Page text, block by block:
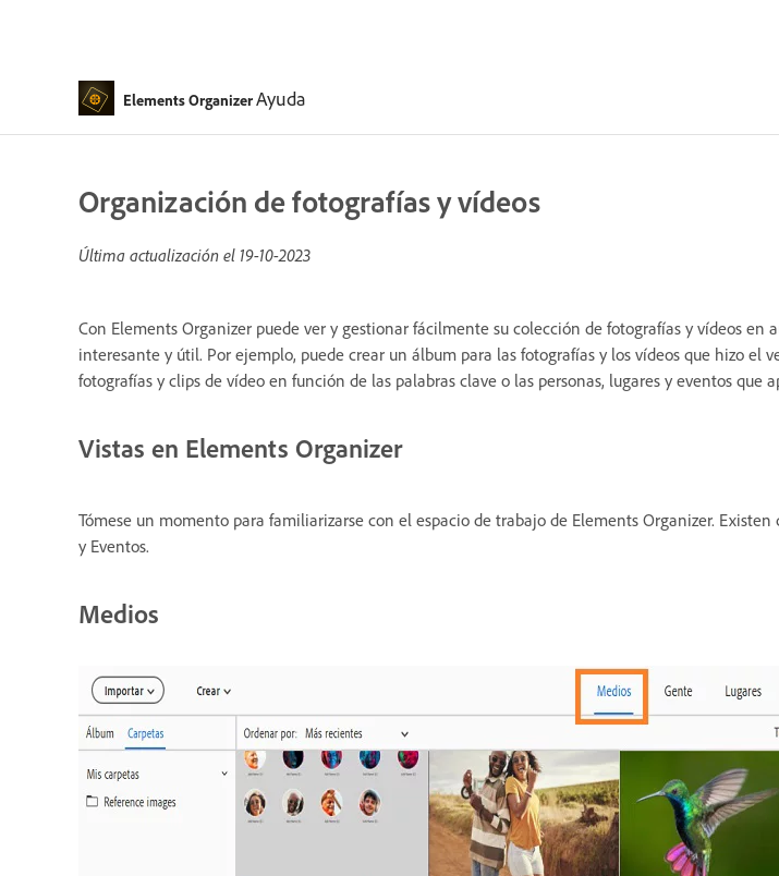
Elements OrganizerAyuda
Organización de fotografías y vídeos
Última actualización el 19-10-2023
Con Elements Organizer puede ver y gestionar fácilmente su colección de fotografías y vídeos en
interesante y útil. Por ejemplo, puede crear un álbum para las fotografías y los vídeos que hizo el
fotografías y clips de vídeo en función de las palabras clave o las personas, lugares y eventos que
Vistas en Elements Organizer
Tómese un momento para familiarizarse con el espacio de trabajo de Elements Organizer.
y Eventos.
Medios